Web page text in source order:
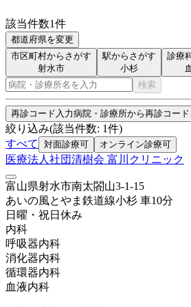
該当件数1件
都道府県を変更
市区町村からさがす
射水市
駅からさがす
小杉
診療
検索
再診コード入力病院・診療所から再診コー
絞り込み(該当件数: 1件)
すべて
対面診療可 オンライン診療可
医療法人社団清樹会 富川クリニック
富山県射水市南太閤山3-1-15
あいの風とやま鉄道線小杉 車10分
日曜・祝日 休み
内科
呼吸器内科
消化器内科
循環器内科
血液内科